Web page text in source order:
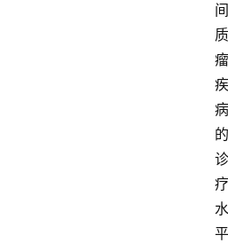
间
质
瘤
疾
病
的
诊
疗
水
平